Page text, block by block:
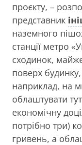
проєкту, –
представник
наземного
станції метро
сходинок,
поверх
наприклад, на
облаштувати
економічну
потрібно три)
гривень, а